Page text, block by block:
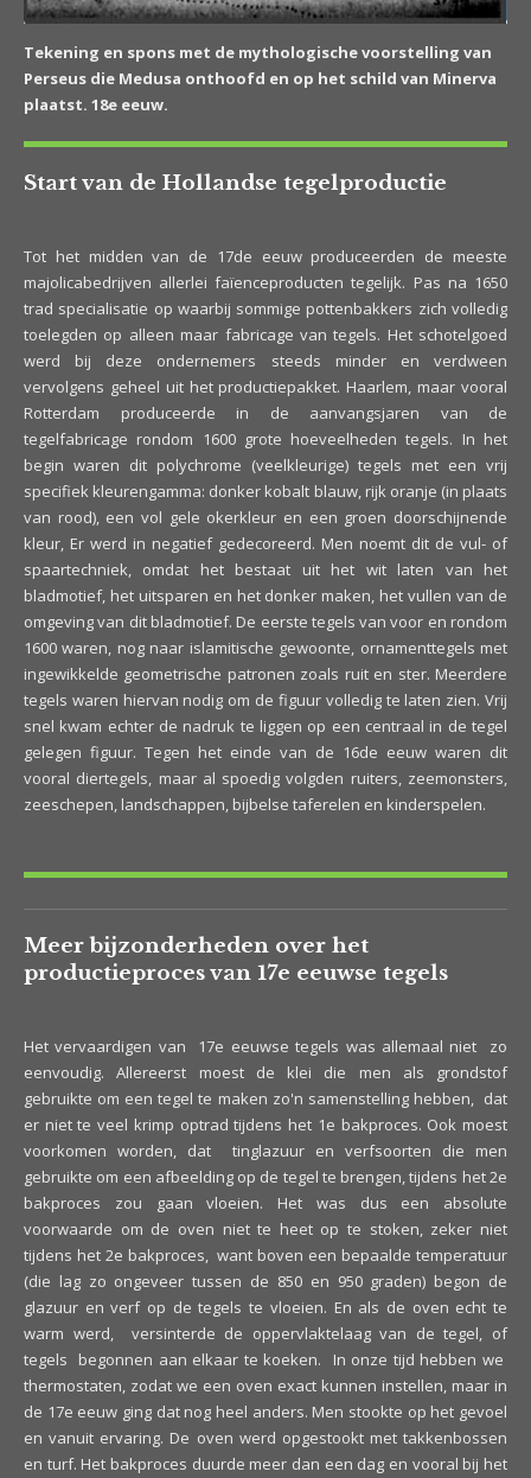
Tekening en spons met de mythologische voorstelling van
Perseus die Medusa onthoofd en op het schild van Minerva
plaatst. 18e eeuw.
Start van de Hollandse tegelproductie
Tot het midden van de 17de eeuw produceerden de meeste
majolicabedrijven allerlei faïenceproducten tegelijk. Pas na 1650
trad specialisatie op waarbij sommige pottenbakkers zich volledig
toelegden op alleen maar fabricage van tegels. Het schotelgoed
werd bij deze ondernemers steeds minder en verdween
vervolgens geheel uit het productiepakket. Haarlem, maar vooral
Rotterdam produceerde in de aanvangsjaren van de
tegelfabricage rondom 1600 grote hoeveelheden tegels. In het
begin waren dit polychrome (veelkleurige) tegels met een vrij
specifiek kleurengamma: donker kobalt blauw, rijk oranje (in plaats
van rood), een vol gele okerkleur en een groen doorschijnende
kleur, Er werd in negatief gedecoreerd. Men noemt dit de vul- of
spaartechniek, omdat het bestaat uit het wit laten van het
bladmotief, het uitsparen en het donker maken, het vullen van de
omgeving van dit bladmotief. De eerste tegels van voor en rondom
1600 waren, nog naar islamitische gewoonte, ornamenttegels met
ingewikkelde geometrische patronen zoals ruit en ster. Meerdere
tegels waren hiervan nodig om de figuur volledig te laten zien. Vrij
snel kwam echter de nadruk te liggen op een centraal in de tegel
gelegen figuur. Tegen het einde van de 16de eeuw waren dit
vooral diertegels, maar al spoedig volgden ruiters, zeemonsters,
zeeschepen, landschappen, bijbelse taferelen en kinderspelen.
Meer bijzonderheden over het
productieproces van 17e eeuwse tegels
Het vervaardigen van 17e eeuwse tegels was allemaal niet zo
eenvoudig. Allereerst moest de klei die men als grondstof
gebruikte om een tegel te maken zo'n samenstelling hebben, dat
er niet te veel krimp optrad tijdens het 1e bakproces. Ook moest
voorkomen worden, dat tinglazuur en verfsoorten die men
gebruikte om een afbeelding op de tegel te brengen, tijdens het 2e
bakproces zou gaan vloeien. Het was dus een absolute
voorwaarde om de oven niet te heet op te stoken, zeker niet
tijdens het 2e bakproces, want boven een bepaalde temperatuur
(die lag zo ongeveer tussen de 850 en 950 graden) begon de
glazuur en verf op de tegels te vloeien. En als de oven echt te
warm werd, versinterde de oppervlaktelaag van de tegel, of
tegels begonnen aan elkaar te koeken. In onze tijd hebben we
thermostaten, zodat we een oven exact kunnen instellen, maar in
de 17e eeuw ging dat nog heel anders. Men stookte op het gevoel
en vanuit ervaring. De oven werd opgestookt met takkenbossen
en turf. Het bakproces duurde meer dan een dag en vooral bij het